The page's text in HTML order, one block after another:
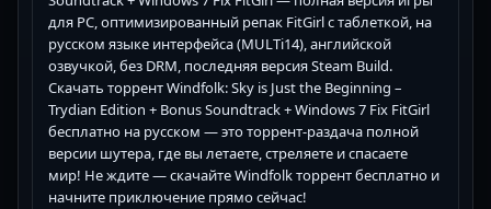
для PC, оптимизированный репак FitGirl с таблеткой, на
русском языке интерфейса (MULTi14), английской
озвучкой, без DRM, последняя версия Steam Build.
Скачать торрент Windfolk: Sky is Just the Beginning –
Trydian Edition + Bonus Soundtrack + Windows 7 Fix FitGirl
бесплатно на русском — это торрент-раздача полной
версии шутера, где вы летаете, стреляете и спасаете
мир! Не ждите — скачайте Windfolk торрент бесплатно и
начните приключение прямо сейчас!